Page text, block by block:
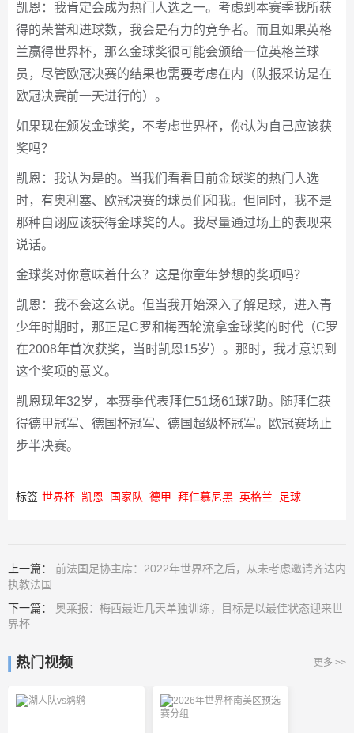
凯恩：我肯定会成为热门人选之一。考虑到本赛季我所获
得的荣誉和进球数，我会是有力的竞争者。而且如果英格
兰赢得世界杯，那么金球奖很可能会颁给一位英格兰球
员，尽管欧冠决赛的结果也需要考虑在内（队报采访是在
欧冠决赛前一天进行的）。
如果现在颁发金球奖，不考虑世界杯，你认为自己应该获
奖吗？
凯恩：我认为是的。当我们看看目前金球奖的热门人选
时，有奥利塞、欧冠决赛的球员们和我。但同时，我不是
那种自诩应该获得金球奖的人。我尽量通过场上的表现来
说话。
金球奖对你意味着什么？这是你童年梦想的奖项吗？
凯恩：我不会这么说。但当我开始深入了解足球，进入青
少年时期时，那正是C罗和梅西轮流拿金球奖的时代（C罗
在2008年首次获奖，当时凯恩15岁）。那时，我才意识到
这个奖项的意义。
凯恩现年32岁，本赛季代表拜仁51场61球7助。随拜仁获
得德甲冠军、德国杯冠军、德国超级杯冠军。欧冠赛场止
步半决赛。
标签 世界杯 凯恩 国家队 德甲 拜仁慕尼黑 英格兰 足球
上一篇： 前法国足协主席：2022年世界杯之后，从未考虑邀请齐达内
执教法国
下一篇： 奥莱报：梅西最近几天单独训练，目标是以最佳状态迎来世
界杯
热门视频 更多 >>